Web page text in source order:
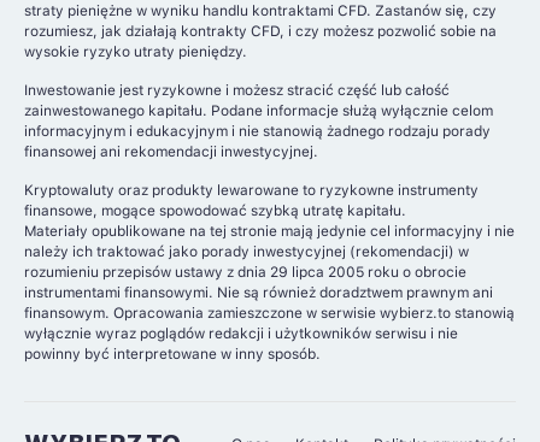
straty pieniężne w wyniku handlu kontraktami CFD. Zastanów się, czy
rozumiesz, jak działają kontrakty CFD, i czy możesz pozwolić sobie na
wysokie ryzyko utraty pieniędzy.
Inwestowanie jest ryzykowne i możesz stracić część lub całość
zainwestowanego kapitału. Podane informacje służą wyłącznie celom
informacyjnym i edukacyjnym i nie stanowią żadnego rodzaju porady
finansowej ani rekomendacji inwestycyjnej.
Kryptowaluty oraz produkty lewarowane to ryzykowne instrumenty
finansowe, mogące spowodować szybką utratę kapitału.
Materiały opublikowane na tej stronie mają jedynie cel informacyjny i nie
należy ich traktować jako porady inwestycyjnej (rekomendacji) w
rozumieniu przepisów ustawy z dnia 29 lipca 2005 roku o obrocie
instrumentami finansowymi. Nie są również doradztwem prawnym ani
finansowym. Opracowania zamieszczone w serwisie wybierz.to stanowią
wyłącznie wyraz poglądów redakcji i użytkowników serwisu i nie
powinny być interpretowane w inny sposób.